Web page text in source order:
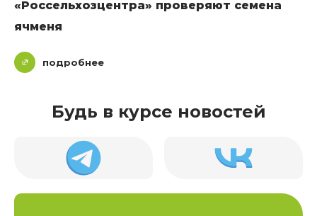
«Россельхозцентра» проверяют семена
ячменя
подробнее
Будь в курсе новостей